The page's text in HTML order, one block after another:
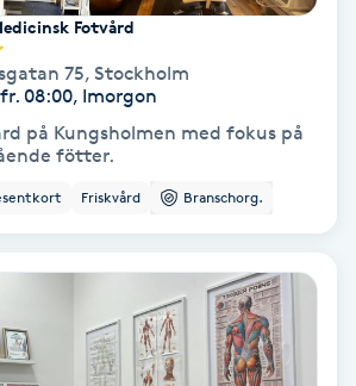
Fotvård
75, Stockholm
08:00, Imorgon
på Kungsholmen med fokus på
fötter.
Friskvård Branschorg.